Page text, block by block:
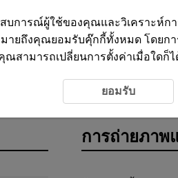
นทึกภาพ
การถ่ายภาพ
สบการณ์ผู้ใช้ของคุณและวิเคราะห์
มายถึงคุณยอมรับคุ๊กกี้ทั้งหมด โดยกา
สามารถเปลี่ยนการตั้งค่าเมื่อใดก็ไ
ยอมรับ